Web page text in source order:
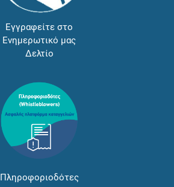
Εγγραφείτε στο
Ενημερωτικό μας
Δελτίο
Πληροφοριοδότες